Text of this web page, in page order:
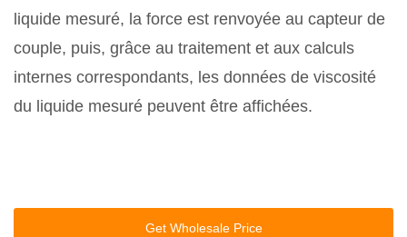
liquide mesuré, la force est renvoyée au capteur de
couple, puis, grâce au traitement et aux calculs
internes correspondants, les données de viscosité
du liquide mesuré peuvent être affichées.
Get Wholesale Price